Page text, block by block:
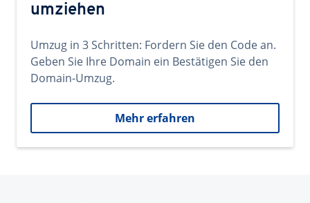
umziehen
Umzug in 3 Schritten: Fordern Sie den Code an.
Geben Sie Ihre Domain ein Bestätigen Sie den
Domain-Umzug.
Mehr erfahren